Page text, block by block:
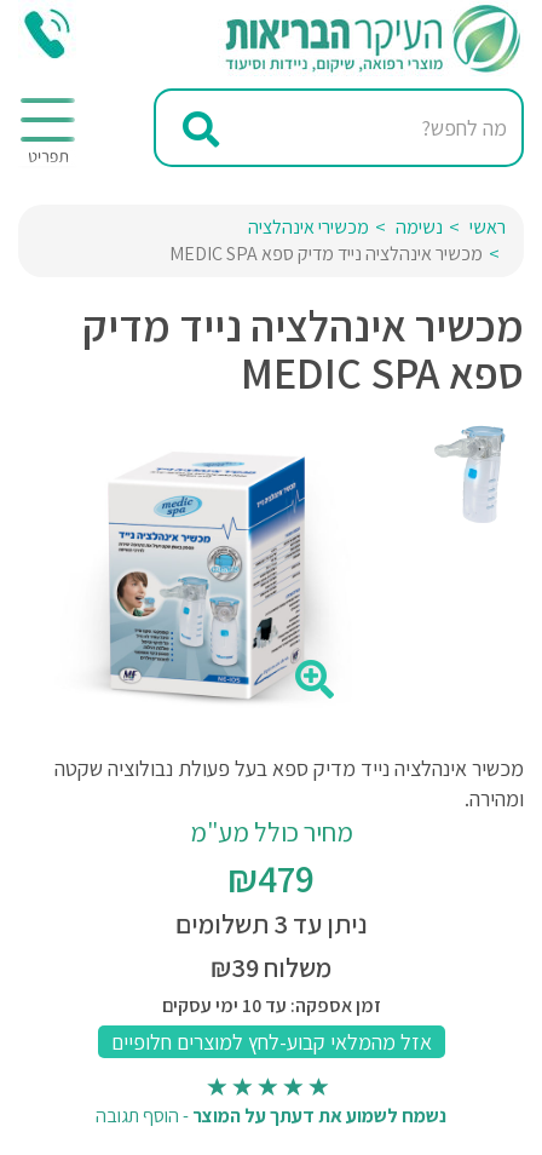
ראשי נשימה
מכשירי אינהלציה
מכשיר אינהלציה נייד מדיק ספא MEDIC SPA
מכשיר אינהלציה נייד מדיק
ספא MEDIC SPA
מכשיר אינהלציה נייד מדיק ספא בעל פעולת נבולוציה שקטה
ומהירה.
מחיר כולל מע"מ
₪479
ניתן עד 3 תשלומים
משלוח ₪39
זמן אספקה: עד 10 ימי עסקים
נשמח לשמוע את דעתך על המוצר-הוסף תגובה